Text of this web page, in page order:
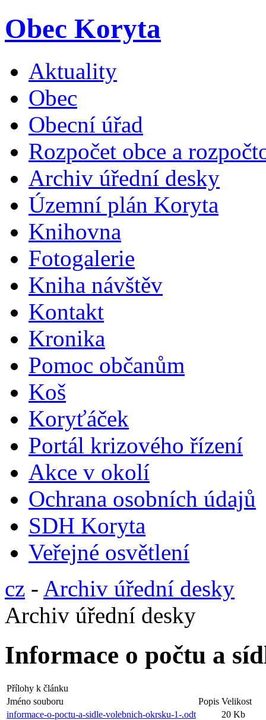
Obec Koryta
Aktuality
Obec
Obecní úřad
Rozpočet obce a
Archiv úřední desky
Územní plán Koryta
Knihovna
Fotogalerie
Kniha návštěv
Kontakt
Kronika
Pomoc občanům
Koš
Koryťáček
Portál krizového řízení
Akce v okolí
Ochrana osobních údajů
SDH Koryta
Veřejné osvětlení
cz - Archiv úřední desky
Archiv úřední desky
Informace o počtu a
Přílohy k článku
Jméno souboru
Popis Velikost
informace-o-poctu-a-sidle-volebnich-okrsku-1-.odt
20 Kb